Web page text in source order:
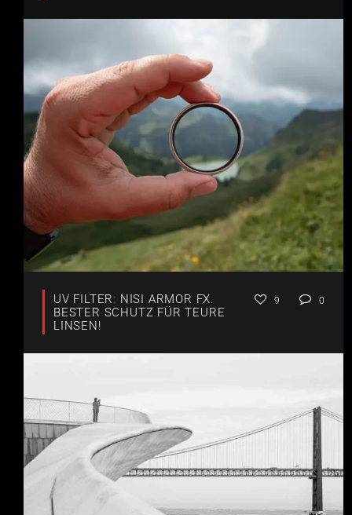
UV FILTER: NISI ARMOR FX.
BESTER SCHUTZ FÜR TEURE
LINSEN!
9 0